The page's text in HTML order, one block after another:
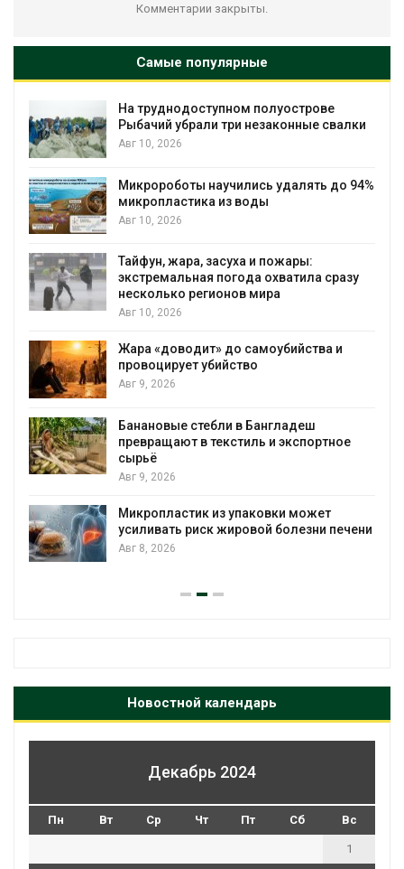
Комментарии закрыты.
Самые популярные
На труднодоступном полуострове
Рыбачий убрали три незаконные свалки
Авг 10, 2026
Микророботы научились удалять до 94%
микропластика из воды
Авг 10, 2026
Тайфун, жара, засуха и пожары:
экстремальная погода охватила сразу
несколько регионов мира
Авг 10, 2026
Жара «доводит» до самоубийства и
провоцирует убийство
Авг 9, 2026
Банановые стебли в Бангладеш
превращают в текстиль и экспортное
сырьё
Авг 9, 2026
Микропластик из упаковки может
усиливать риск жировой болезни печени
Авг 8, 2026
Новостной календарь
Декабрь 2024
Пн Вт Ср Чт Пт Сб Вс
1